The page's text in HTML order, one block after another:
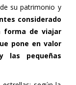
su patrimonio y
considerado
forma de viajar
pone en valor
las pequeñas